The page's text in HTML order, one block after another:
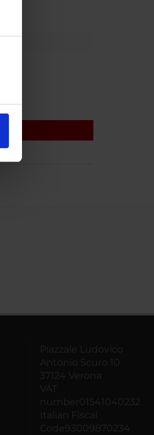
Piazzale Ludovico
Antonio Scuro 10
37124 Verona
VAT
number01541040232
Italian Fiscal
Code93009870234